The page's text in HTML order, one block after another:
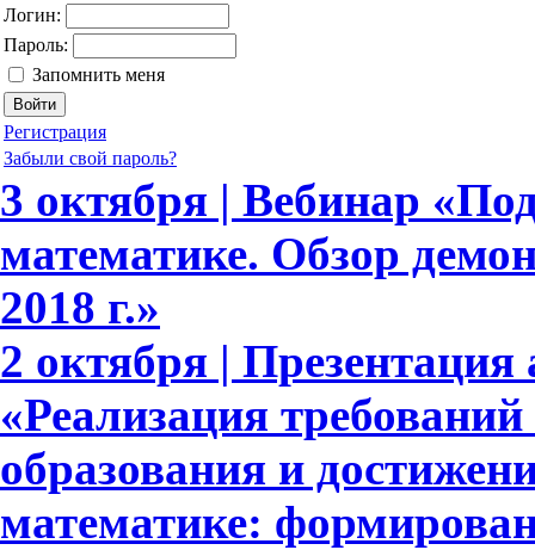
Логин:
Пароль:
Запомнить меня
Регистрация
Забыли свой пароль?
3 октября | Вебинар
математике. Обзор
2018 г.»
2 октября | Презентация
«Реализация
образования и
математике: